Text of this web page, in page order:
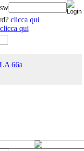
clicca qui
clicca qui
66a